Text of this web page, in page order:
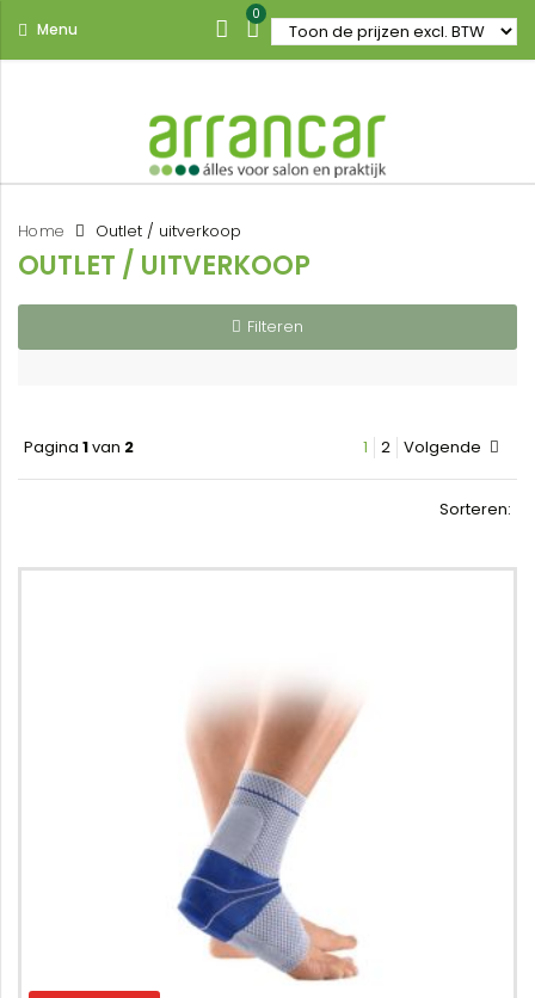
Menu
0
Home Outlet / uitverkoop
OUTLET / UITVERKOOP
Filteren
Pagina 1van 2 1 2 Volgende
Sorteren: